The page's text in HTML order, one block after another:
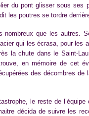
du pont glisser sous ses
les poutres se tordre
que les autres.
qui les écrasa, pour
la chute dans le Saint-
en mémoire de cet
des décombres
le reste de
décida de suivre les